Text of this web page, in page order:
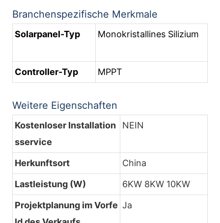
Branchenspezifische Merkmale
Solarpanel-Typ Monokristallines Silizium
Controller-Typ MPPT
Weitere Eigenschaften
Kostenloser Installation
sservice
NEIN
Herkunftsort China
Lastleistung (W) 6KW 8KW 10KW
Projektplanung im Vorfe Ja